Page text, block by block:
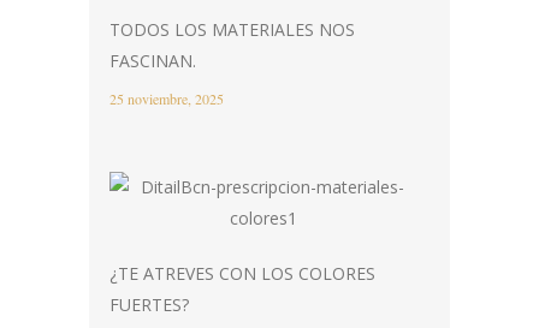
TODOS LOS MATERIALES NOS
FASCINAN.
25 noviembre, 2025
¿TE ATREVES CON LOS COLORES
FUERTES?